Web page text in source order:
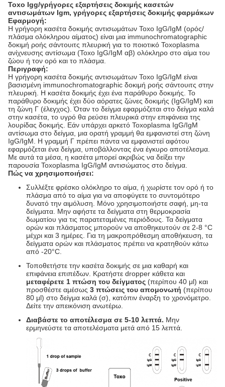
Toxo Igg/γρήγορες εξαρτήσεις δοκιμής κασετών
αντισωμάτων Igm, γρήγορες εξαρτήσεις δοκιμής φαρμάκων
Εφαρμογή:
Η γρήγορη κασέτα δοκιμής αντισωμάτων Toxo IgG/IgM (ορός/
πλάσμα ολόκληρου αίματος) είναι μια immunochromatographic
δοκιμή ροής σάντουιτς πλευρική για το ποιοτικό Toxoplasma
ανίχνευσης αντίσωμα (Toxo IgG/IgM αβ) ολόκληρο στο αίμα του
ζώου ή τον ορό και το πλάσμα.
Περιγραφή:
Η γρήγορη κασέτα δοκιμής αντισωμάτων Toxo IgG/IgM είναι
βασισμένη immunochromatographic δοκιμή ροής σάντουιτς στην
πλευρική. Η κασέτα δοκιμής έχει ένα παράθυρο δοκιμής. Το
παράθυρο δοκιμής έχει δύο αόρατες ζώνες δοκιμής (IgG/IgM) και
τη ζώνη Γ (έλεγχος). Όταν το δείγμα εφαρμόζεται στο δείγμα καλά
στην κασέτα, το υγρό θα ρεύσει πλευρικά στην επιφάνεια της
λουρίδας δοκιμής. Εάν υπάρχει αρκετό Toxoplasma IgG/IgM
αντίσωμα στο δείγμα, μια ορατή γραμμή θα εμφανιστεί στη ζώνη
IgG/IgM. Η γραμμή Γ πρέπει πάντα να εμφανιστεί αφότου
εφαρμόζεται ένα δείγμα, υποβάλλοντας ένα έγκυρο αποτέλεσμα.
Με αυτά τα μέσα, η κασέτα μπορεί ακριβώς να δείξει την
παρουσία Toxoplasma IgG/IgM αντισώματος στο δείγμα.
Πώς να χρησιμοποιήσει:
Συλλέξτε φρέσκο ολόκληρο το αίμα, ή χωρίστε τον ορό ή το
πλάσμα από το αίμα για να αποφύγετε το συντομότερο
δυνατό την αιμόλυση. Μόνο χρησιμοποιήστε σαφή, μη-τα
δείγματα. Μην αφήστε τα δείγματα στη θερμοκρασία
δωματίου για τις παρατεταμένες περιόδους. Τα δείγματα
ορών και πλάσματος μπορούν να αποθηκευτούν σε 2-8 °C
μέχρι και 3 ημέρες. Για τη μακροπρόθεσμη αποθήκευση, τα
δείγματα ορών και πλάσματος πρέπει να κρατηθούν κάτω
από -20°C.
Τοποθετήστε την κασέτα δοκιμής σε μια καθαρή και
επιφάνεια επιπέδων. Κρατήστε dropper κάθετα και
μεταφέρετε 1 πτώση του δείγματος (περίπου 40 μl) και
προσθέστε αμέσως 3 πτώσεις του απομονωτή (περίπου
80 μl) στο δείγμα καλά (σ), κατόπιν έναρξη το χρονόμετρο.
Δείτε την απεικόνιση ανωτέρω.
Διαβάστε το αποτέλεσμα σε 5-10 λεπτά. Μην
ερμηνεύστε τα αποτελέσματα μετά από 15 λεπτά.